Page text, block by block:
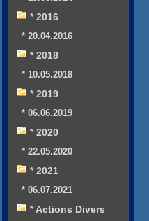
* 2016
* 20.04.2016
* 2018
* 10.05.2018
* 2019
* 06.06.2019
* 2020
* 22.05.2020
* 2021
* 06.07.2021
* Actions Divers